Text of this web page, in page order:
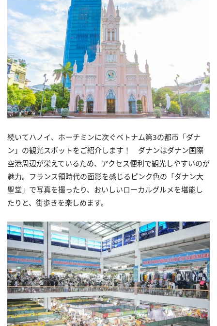
続いてハノイ、ホーチミンに次ぐベトナム第3の都市「ダナ
ン」 の観光スポットをご紹介します！ ダナンはダナン国際
空港周辺が栄えているため、 アクセス便利で観光しやすいのが
魅力。 フランス領時代の面影を感じるピンク色の「ダナン大
聖堂」 で写真を撮ったり、おいしいローカルグルメを堪能し
たりと、 街歩きを楽しめます。